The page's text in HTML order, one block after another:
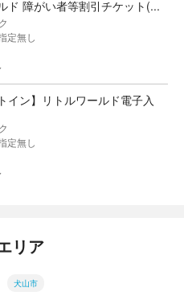
ド 障がい者等割引チケット(...
定無し
イン】リトルワールド電子入
定無し
リア
犬山市